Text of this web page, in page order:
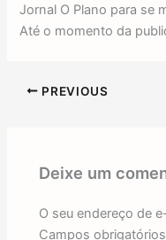
Jornal O Plano para se
Até o momento da
PREVIOUS
Deixe um
O seu endereço de
Campos